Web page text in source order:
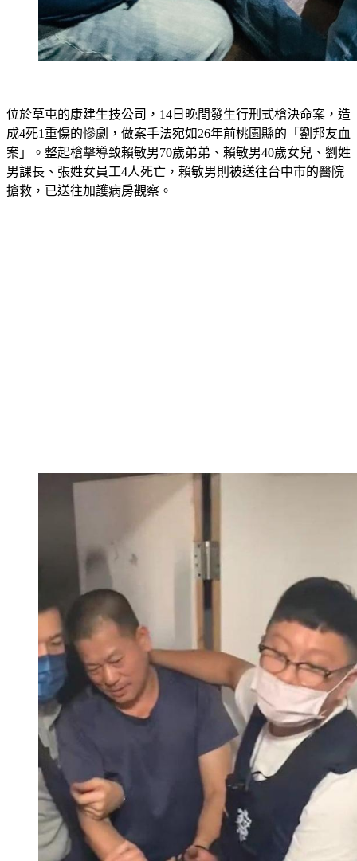
位於草屯的康建生技公司，14日晚間發生行刑式槍決命案，造
成4死1重傷的慘劇，做案手法宛如26年前桃園縣的「劉邦友血
案」。整起槍擊導致賴敏男70歲弟弟、賴敏男40歲女兒、劉姓
男課長、張姓女員工4人死亡，賴敏男則被送往台中市的醫院
搶救，已送往加護病房觀察。